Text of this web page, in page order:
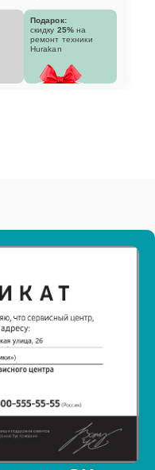
Подарок:
скидку 25% на
ремонт техники
Hurakan